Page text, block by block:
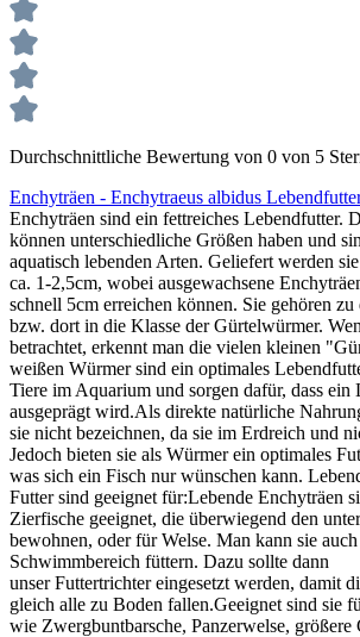
Durchschnittliche Bewertung von 0 von 5
Enchyträen - Enchytraeus albidus
Enchyträen sind ein fettreiches Lebendfutter.
können unterschiedliche Größen haben und
aquatisch lebenden Arten. Geliefert werden
ca. 1-2,5cm, wobei ausgewachsene
schnell 5cm erreichen können. Sie gehören zu
bzw. dort in die Klasse der Gürtelwürmer.
betrachtet, erkennt man die vielen kleinen
weißen Würmer sind ein optimales
Tiere im Aquarium und sorgen dafür, dass ein
ausgeprägt wird.Als direkte natürliche
sie nicht bezeichnen, da sie im Erdreich und
Jedoch bieten sie als Würmer ein optimales
was sich ein Fisch nur wünschen kann.
Futter sind geeignet für:Lebende Enchyträen
Zierfische geeignet, die überwiegend den
bewohnen, oder für Welse. Man kann sie
Schwimmbereich füttern. Dazu sollte dann
unser Futtertrichter eingesetzt werden, damit
gleich alle zu Boden fallen.Geeignet sind sie
wie Zwergbuntbarsche, Panzerwelse, größere